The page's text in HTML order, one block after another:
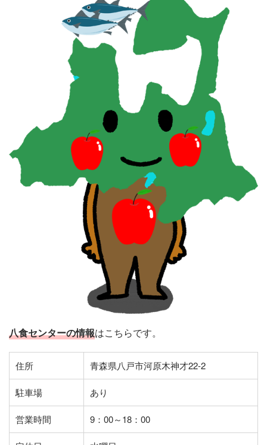
八食センターの情報はこちらです。
住所 青森県八戸市河原木神才22-2
駐車場 あり
営業時間 9：00～18：00